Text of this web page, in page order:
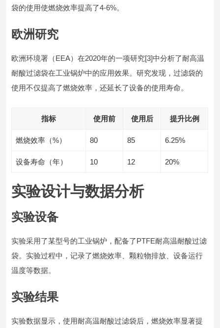
袋的使用使燃烧效率提高了4-6%。
欧洲研究
欧洲环境署（EEA）在2020年的一项研究[3]中分析了耐高温
耐酸过滤袋在工业锅炉中的应用效果。研究发现，过滤袋的
使用不仅提高了燃烧效率，还延长了设备的使用寿命。
指标 使用前 使用后 提升比例
燃烧效率（%） 80 85 6.25%
设备寿命（年） 10 12 20%
实验设计与数据分析
实验设备
实验采用了某型号的工业锅炉，配备了PTFE耐高温耐酸过滤
袋。实验过程中，记录了燃烧效率、颗粒物排放、设备运行
温度等数据。
实验结果
实验数据显示，使用耐高温耐酸过滤袋后，燃烧效率显著提